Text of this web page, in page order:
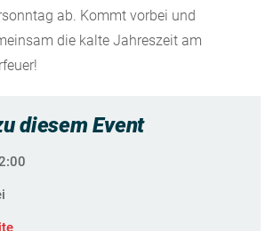
ab. Kommt vorbei und
die kalte Jahreszeit am
diesem Event